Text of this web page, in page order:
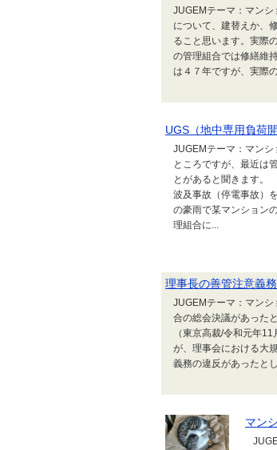
JUGEMテーマ：マン
について、建替えか、
ること思います。実際
の管理組合では修繕維
は４７年ですが、実際
UGS（地中専用負荷
JUGEMテーマ：マン
ところですが、最近は
とがあると聞きます
波及事故（停電事故）
の豪雨で某マンション
理組合に...
理事長の善管注意義
JUGEMテーマ：マン
合の総会決議があった
（東京高裁/令和元年
が、理事会における大
義務の違反があったと
マン